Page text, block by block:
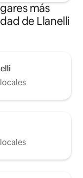
más
de Llanelli